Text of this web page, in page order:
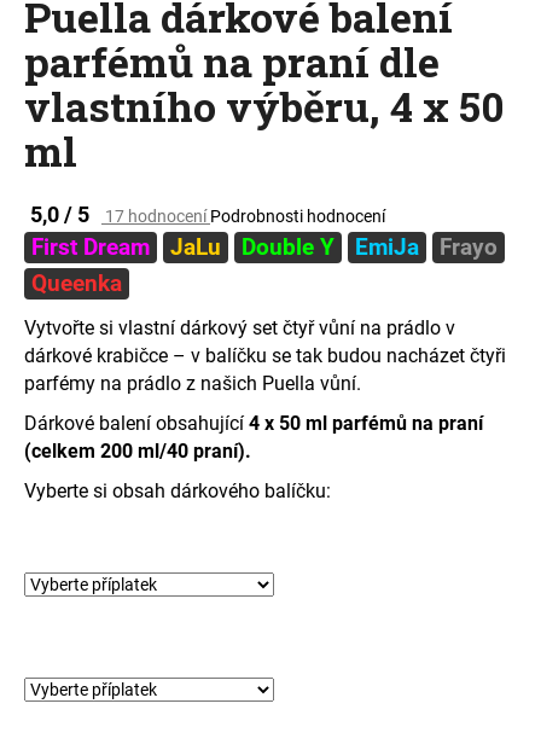
Puella dárkové balení
parfémů na praní dle
vlastního výběru, 4 x 50
ml
Průměrné
hodnocení
produktu
je
5,0
z
5
5,0 / 5 17 hodnocení Podrobnosti hodnocení
First Dream JaLu Double Y EmiJa
Frayo
Queenka
Vytvořte si vlastní dárkový set čtyř vůní na prádlo v
dárkové krabičce – v balíčku se tak budou nacházet čtyři
parfémy na prádlo z našich Puella vůní.
Dárkové balení obsahující 4 x 50 ml parfémů na praní
(celkem 200 ml/40 praní).
Vyberte si obsah dárkového balíčku:
a
j
í
t
?
D
o
p
o
r
u
j
e